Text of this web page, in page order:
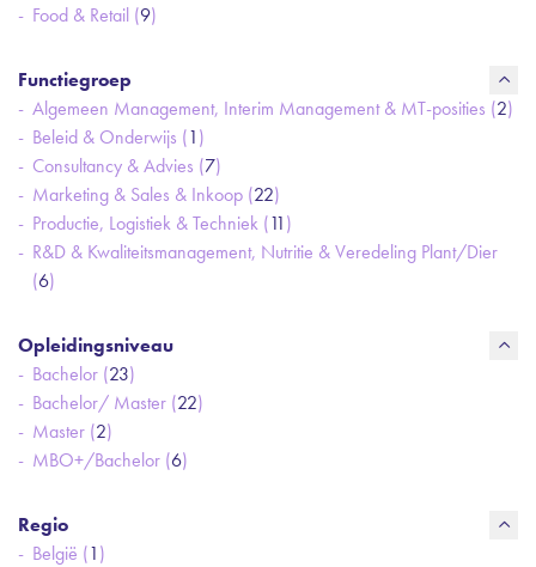
Food & Retail (9)
Functiegroep
Algemeen Management, Interim Management & MT-posities (2)
Beleid & Onderwijs (1)
Consultancy & Advies (7)
Marketing & Sales & Inkoop (22)
Productie, Logistiek & Techniek (11)
R&D & Kwaliteitsmanagement, Nutritie & Veredeling Plant/Dier
(6)
Opleidingsniveau
Bachelor (23)
Bachelor/ Master (22)
Master (2)
MBO+/Bachelor (6)
Regio
België (1)